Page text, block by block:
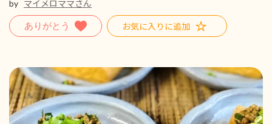
by マイメロママさん
お気に入りに追加